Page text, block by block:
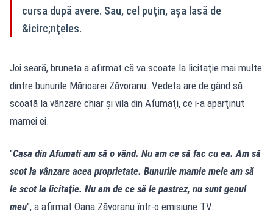
cursa după avere. Sau, cel puţin, aşa lasă de
&icirc;nţeles.
Joi seară, bruneta a afirmat că va scoate la licitaţie mai multe
dintre bunurile Mărioarei Zăvoranu. Vedeta are de gând să
scoată la vânzare chiar şi vila din Afumaţi, ce i-a aparţinut
mamei ei.
"Casa din Afumati am să o vând. Nu am ce să fac cu ea. Am să
scot la vânzare acea proprietate. Bunurile mamie mele am să
le scot la licitaţie. Nu am de ce să le pastrez, nu sunt genul
meu", a afirmat Oana Zăvoranu într-o emisiune TV.